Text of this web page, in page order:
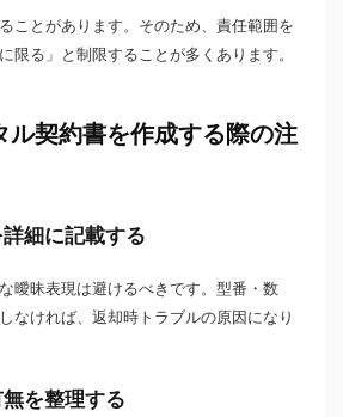
ことがあります。そのため、責任範囲を
限る」と制限することが多くあります。
ル契約書を作成する際の注
細に記載する
曖昧表現は避けるべきです。型番・数
なければ、返却時トラブルの原因になり
を整理する